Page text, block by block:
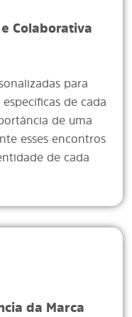
Colaborativa
para
de cada
de uma
esses encontros
de cada
da Marca